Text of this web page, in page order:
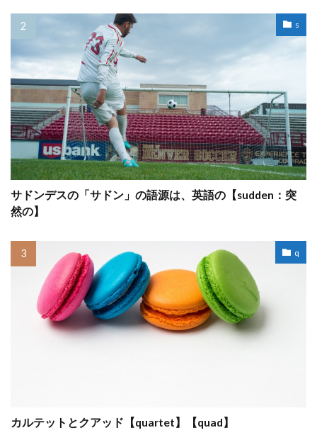
s
サドンデスの「サドン」の語源は、英語の【sudden：突
然の】
q
カルテットとクアッド【quartet】【quad】